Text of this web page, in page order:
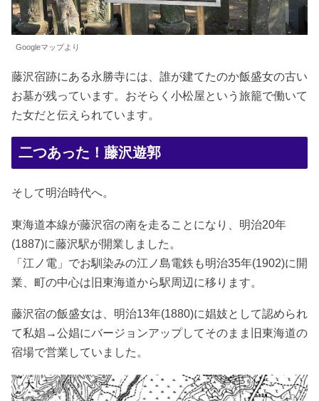
Googleマップより
藤沢宿跡にある永勝寺には、誰が建てたのか飯盛女の古い
お墓が残っています。おそらく小松屋という旅籠で働いて
た女だと伝えられています。
二つあった！藤沢遊郭
そして明治時代へ。
東海道本線が藤沢宿の南を走ることになり、明治20年
(1887)に藤沢駅が開業しました。
「江ノ電」でお馴染みの江ノ島電鉄も明治35年(1902)に開
業、町の中心は旧東海道から駅周辺に移ります。
藤沢宿の飯盛女は、明治13年(1880)に娼妓として認められ
て私娼→公娼にバージョンアップしてそのまま旧東海道の
宿場で営業していました。